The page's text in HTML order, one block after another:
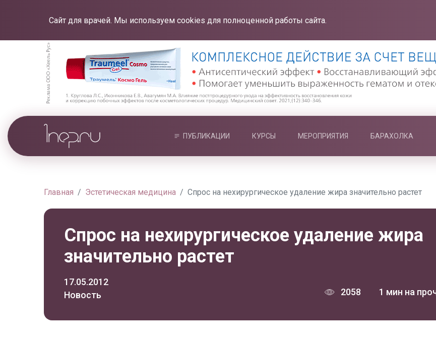
Сайт для врачей. Мы используем cookies для полноценной работы сайта.
ПУБЛИКАЦИИ КУРСЫ МЕРОПРИЯТИЯ БАРАХОЛКА
Главная Эстетическая медицина Спрос на нехирургическое удаление жира значительно растет
Спрос на нехирургическое удаление жира
значительно растет
17.05.2012
Новость
2058 1 мин на